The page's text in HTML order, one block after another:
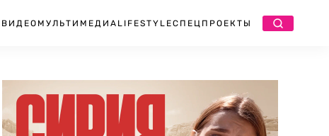
ВИДЕО МУЛЬТИМЕДИА LIFESTYLEСПЕЦПРОЕКТЫ